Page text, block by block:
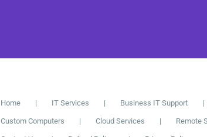
Home IT Services Business IT Support
Custom Computers Cloud Services Remote